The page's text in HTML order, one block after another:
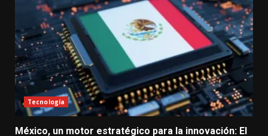
Tecnología
México, un motor estratégico para la innovación: El